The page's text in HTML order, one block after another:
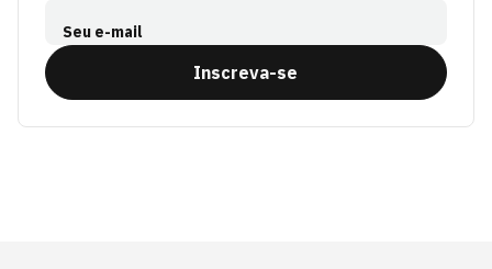
Seu e-mail
Inscreva-se